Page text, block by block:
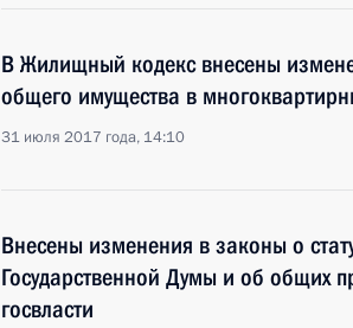
В Жилищный кодекс внесены
общего имущества в
31 июля 2017 года, 14:10
Внесены изменения в законы о
Государственной Думы и об общих
госвласти